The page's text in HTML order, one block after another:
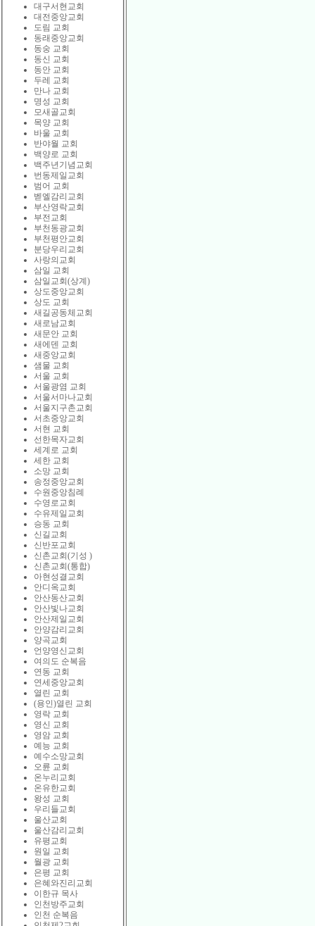
대구서현교회
대전중앙교회
도림 교회
동래중앙교회
동숭 교회
동신 교회
동안 교회
두레 교회
만나 교회
명성 교회
모새골교회
목양 교회
바울 교회
반야월 교회
백양로 교회
백주년기념교회
번동제일교회
범어 교회
벧엘감리교회
부산영락교회
부전교회
부천동광교회
부천평안교회
분당우리교회
사랑의교회
삼일 교회
삼일교회(상계)
상도중앙교회
상도 교회
새길공동체교회
새로남교회
새문안 교회
새에덴 교회
새중앙교회
샘물 교회
서울 교회
서울광염 교회
서울서마나교회
서울지구촌교회
서초중앙교회
서현 교회
선한목자교회
세계로 교회
세한 교회
소망 교회
송정중앙교회
수원중앙침례
수영로교회
수유제일교회
승동 교회
신길교회
신반포교회
신촌교회(기성 )
신촌교회(통합)
아현성결교회
안디옥교회
안산동산교회
안산빛나교회
안산제일교회
안양감리교회
양곡교회
언양영신교회
여의도 순복음
연동 교회
연세중앙교회
열린 교회
(용인)열린 교회
영락 교회
영신 교회
영암 교회
예능 교회
예수소망교회
오륜 교회
온누리교회
온유한교회
왕성 교회
우리들교회
울산교회
울산감리교회
유평교회
원일 교회
월광 교회
은평 교회
은혜와진리교회
이한규 목사
인천방주교회
인천 순복음